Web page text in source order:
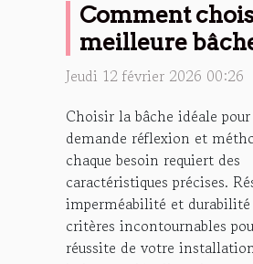
Comment
meilleure
votre projet ?
Jeudi 12 février 2026 00:26
Choisir la bâche idéale
demande réflexion et
chaque besoin requiert des
caractéristiques précises.
imperméabilité et durabilité
critères incontournables
réussite de votre